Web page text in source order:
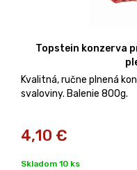
Topstein konzerva
Kvalitná, ručne plnená
svaloviny. Balenie 800g.
4,10 €
Skladom 10 ks